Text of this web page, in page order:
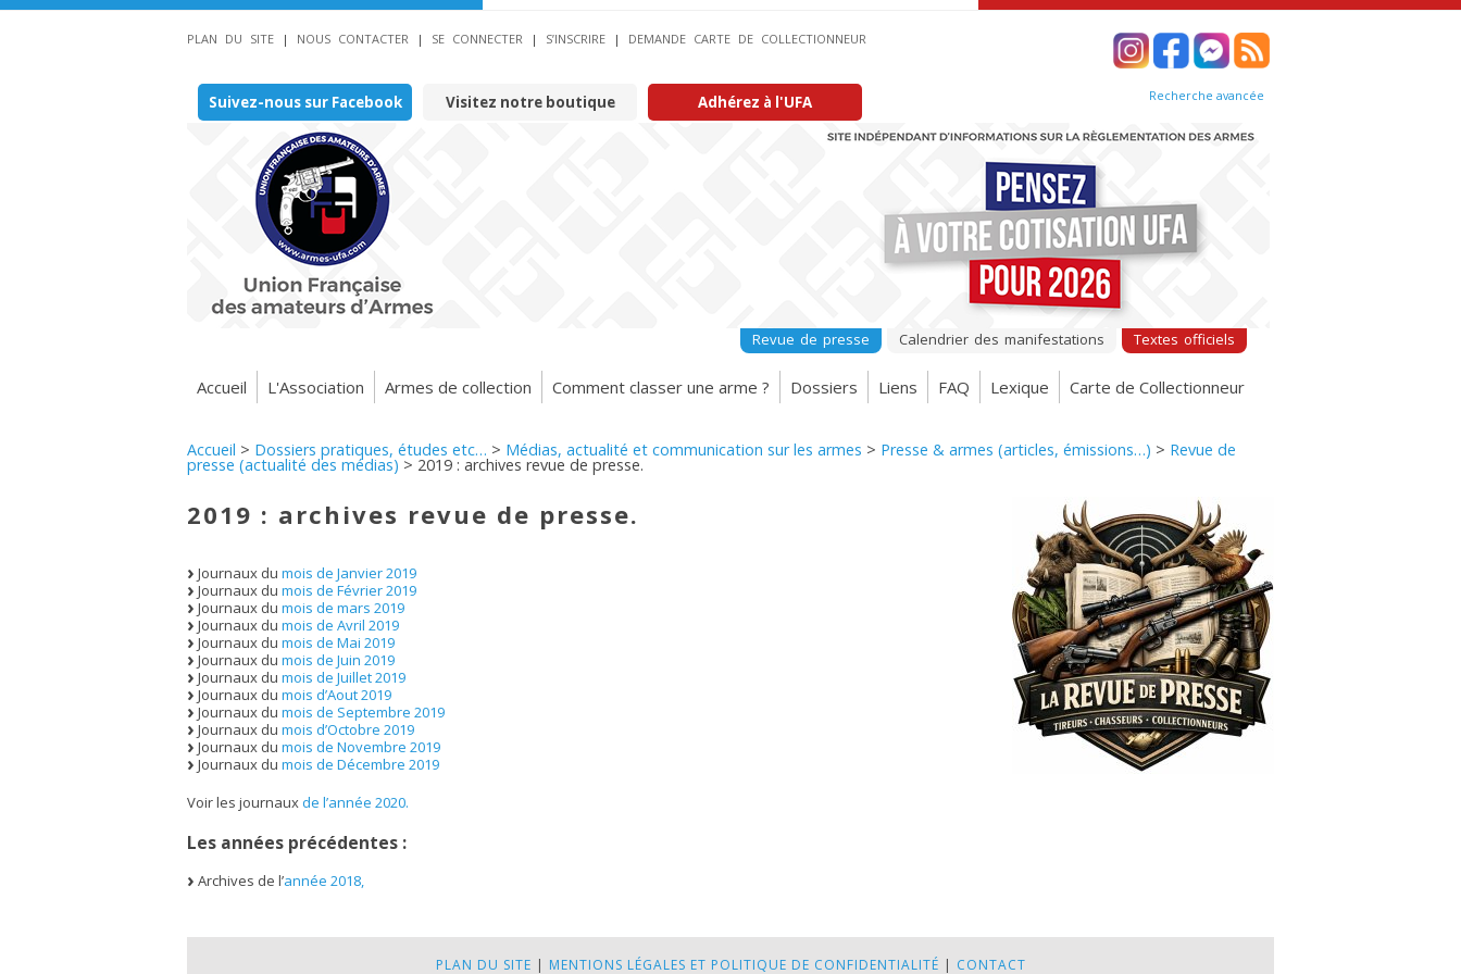
PLAN DU SITE | NOUS CONTACTER | SE CONNECTER | S’INSCRIRE | DEMANDE CARTE DE COLLECTIONNEUR
Suivez-nous sur Facebook Visitez notre boutique Adhérez à l'UFA Recherche avancée
Revue de presse Calendrier des manifestations Textes officiels
Accueil L'Association Armes de collection Comment classer une arme ? Dossiers Liens FAQ Lexique Carte de Collectionneur
Accueil > Dossiers pratiques, études etc… > Médias, actualité et communication sur les armes > Presse & armes (articles, émissions…) > Revue de
presse (actualité des médias) > 2019 : archives revue de presse.
2019 : archives revue de presse.
Journaux du mois de Janvier 2019
Journaux du mois de Février 2019
Journaux du mois de mars 2019
Journaux du mois de Avril 2019
Journaux du mois de Mai 2019
Journaux du mois de Juin 2019
Journaux du mois de Juillet 2019
Journaux du mois d’Aout 2019
Journaux du mois de Septembre 2019
Journaux du mois d’Octobre 2019
Journaux du mois de Novembre 2019
Journaux du mois de Décembre 2019
Voir les journauxde l’année 2020.
Les années précédentes :
Archives de l’année 2018,
PLAN DU SITE | MENTIONS LÉGALES ET POLITIQUE DE CONFIDENTIALITÉ | CONTACT